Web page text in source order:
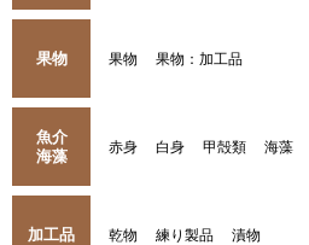
果物 果物 果物：加工品
魚介
海藻
赤身 白身 甲殻類 海藻
加工品 乾物 練り製品 漬物